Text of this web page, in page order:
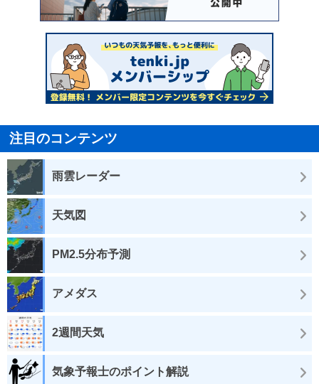
注目のコンテンツ
雨雲レーダー
天気図
PM2.5分布予測
アメダス
2週間天気
気象予報士のポイント解説